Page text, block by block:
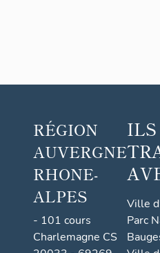
RÉGION
AUVERGNE
RHONE-
ALPES
- 101 cours
Charlemagne CS
ILS
Ville
Parc